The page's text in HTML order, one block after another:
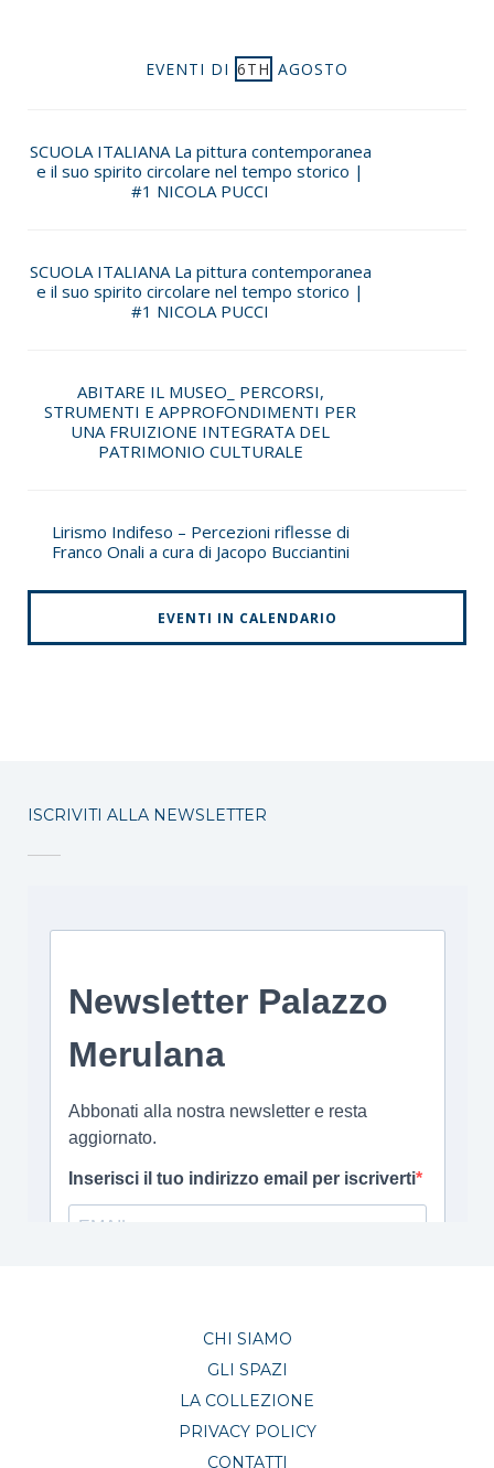
EVENTI DI 6TH AGOSTO
SCUOLA ITALIANA La pittura contemporanea
e il suo spirito circolare nel tempo storico |
#1 NICOLA PUCCI
SCUOLA ITALIANA La pittura contemporanea
e il suo spirito circolare nel tempo storico |
#1 NICOLA PUCCI
ABITARE IL MUSEO_ PERCORSI,
STRUMENTI E APPROFONDIMENTI PER
UNA FRUIZIONE INTEGRATA DEL
PATRIMONIO CULTURALE
Lirismo Indifeso – Percezioni riflesse di
Franco Onali a cura di Jacopo Bucciantini
EVENTI IN CALENDARIO
ISCRIVITI ALLA NEWSLETTER
CHI SIAMO
GLI SPAZI
LA COLLEZIONE
PRIVACY POLICY
CONTATTI